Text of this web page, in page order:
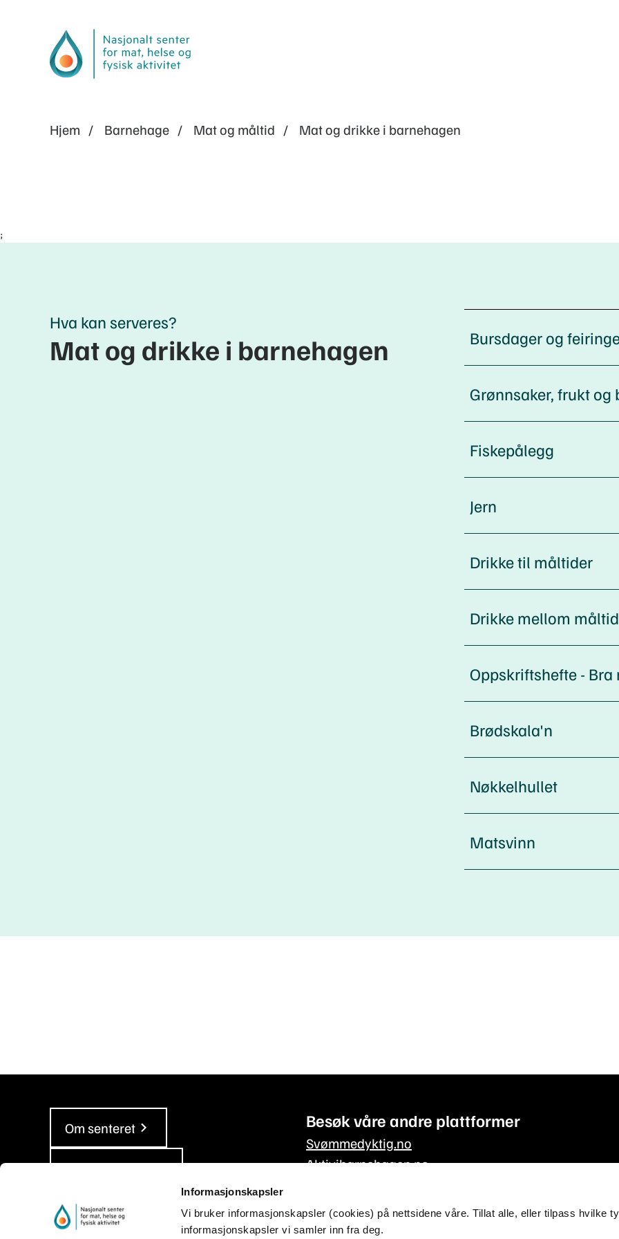
Informasjonskapsler
Vi bruker informasjonskapsler (cookies) på nettsidene våre. Tillat alle, eller tilpass hvilke
informasjonskapsler vi samler inn fra deg.
Hjem Barnehage Mat og måltid Mat og drikke i barnehagen
;
Hva kan serveres?
Mat og drikke i barnehagen Bursdager og
Grønnsaker, frukt
Fiskepålegg
Jern
Drikke til måltider
Drikke mellom
Oppskriftshefte -
Brødskala'n
Nøkkelhullet
Matsvinn
Om senteret
Våre rapporter
Personvern og informasjonskapsler
Besøk våre andre plattformer
Svømmedyktig.no
Aktivibarnehagen.no